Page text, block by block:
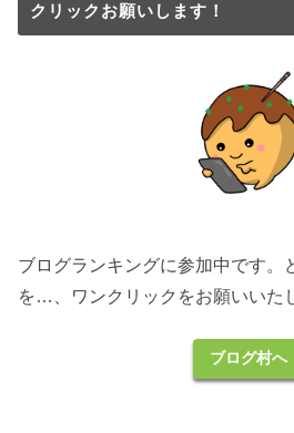
クリックお願いします！
ブログランキングに参加中です。
を…、ワンクリックをお願いいた
ブログ村へ